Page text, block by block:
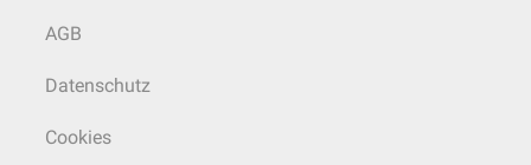
AGB
Datenschutz
Cookies